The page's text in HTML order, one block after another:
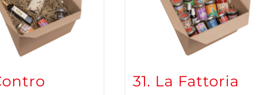
31. La Fattoria